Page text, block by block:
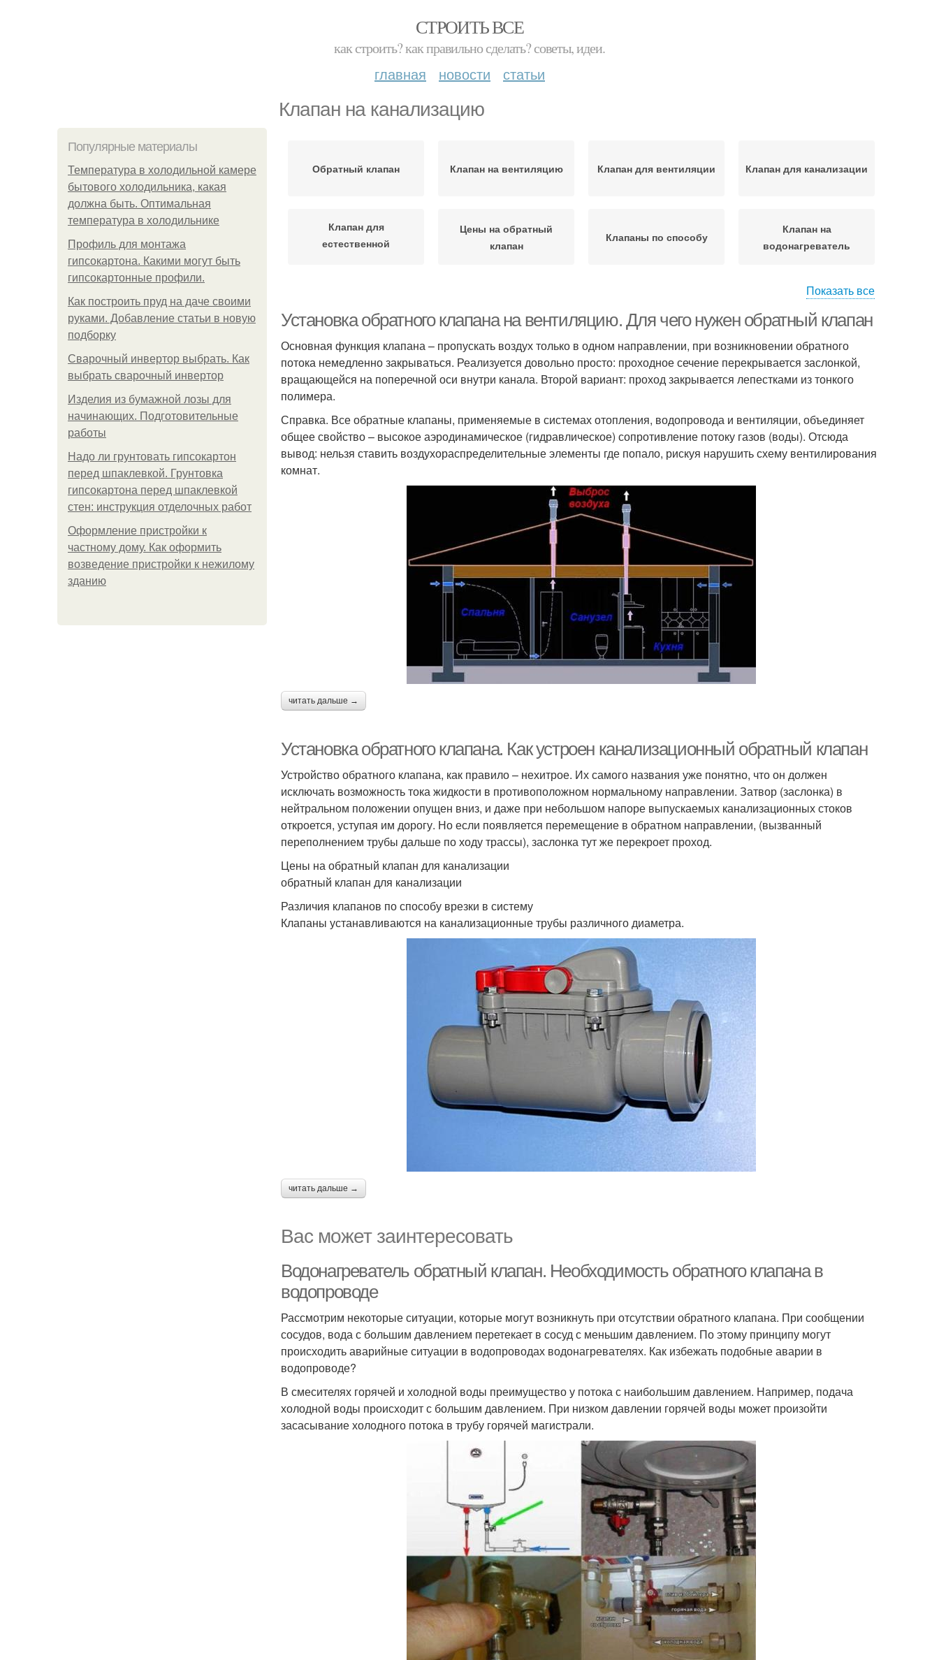
СТРОИТЬ ВСЕ
как строить? как правильно сделать? советы, идеи.
главная новости статьи
Клапан на канализацию
Популярные материалы
Температура в холодильной камере
бытового холодильника, какая
должна быть. Оптимальная
температура в холодильнике
Профиль для монтажа
гипсокартона. Какими могут быть
гипсокартонные профили.
Как построить пруд на даче своими
руками. Добавление статьи в новую
подборку
Сварочный инвертор выбрать. Как
выбрать сварочный инвертор
Изделия из бумажной лозы для
начинающих. Подготовительные
работы
Надо ли грунтовать гипсокартон
перед шпаклевкой. Грунтовка
гипсокартона перед шпаклевкой
стен: инструкция отделочных работ
Оформление пристройки к
частному дому. Как оформить
возведение пристройки к нежилому
зданию
Обратный клапан Клапан на вентиляцию Клапан для вентиляции Клапан для канализации
Клапан для
естественной
Цены на обратный
клапан
Клапаны по способу
Клапан на
водонагреватель
клапан
Показать все
Установка обратного клапана на вентиляцию. Для чего нужен обратный клапан
Основная функция клапана – пропускать воздух только в одном направлении, при возникновении обратного
потока немедленно закрываться. Реализуется довольно просто: проходное сечение перекрывается заслонкой,
вращающейся на поперечной оси внутри канала. Второй вариант: проход закрывается лепестками из тонкого
полимера.
Справка. Все обратные клапаны, применяемые в системах отопления, водопровода и вентиляции, объединяет
общее свойство – высокое аэродинамическое (гидравлическое) сопротивление потоку газов (воды). Отсюда
вывод: нельзя ставить воздухораспределительные элементы где попало, рискуя нарушить схему вентилирования
комнат.
читать дальше →
Установка обратного клапана. Как устроен канализационный обратный клапан
Устройство обратного клапана, как правило – нехитрое. Их самого названия уже понятно, что он должен
исключать возможность тока жидкости в противоположном нормальному направлении. Затвор (заслонка) в
нейтральном положении опущен вниз, и даже при небольшом напоре выпускаемых канализационных стоков
откроется, уступая им дорогу. Но если появляется перемещение в обратном направлении, (вызванный
переполнением трубы дальше по ходу трассы), заслонка тут же перекроет проход.
Цены на обратный клапан для канализации
обратный клапан для канализации
Различия клапанов по способу врезки в систему
Клапаны устанавливаются на канализационные трубы различного диаметра.
читать дальше →
Вас может заинтересовать
Водонагреватель обратный клапан. Необходимость обратного клапана в
водопроводе
Рассмотрим некоторые ситуации, которые могут возникнуть при отсутствии обратного клапана. При сообщении
сосудов, вода с большим давлением перетекает в сосуд с меньшим давлением. По этому принципу могут
происходить аварийные ситуации в водопроводах водонагревателях. Как избежать подобные аварии в
водопроводе?
В смесителях горячей и холодной воды преимущество у потока с наибольшим давлением. Например, подача
холодной воды происходит с большим давлением. При низком давлении горячей воды может произойти
засасывание холодного потока в трубу горячей магистрали.